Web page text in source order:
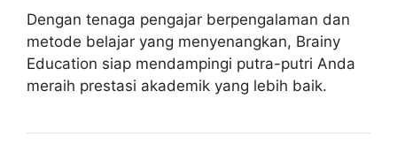
Dengan tenaga pengajar berpengalaman dan
metode belajar yang menyenangkan, Brainy
Education siap mendampingi putra-putri Anda
meraih prestasi akademik yang lebih baik.